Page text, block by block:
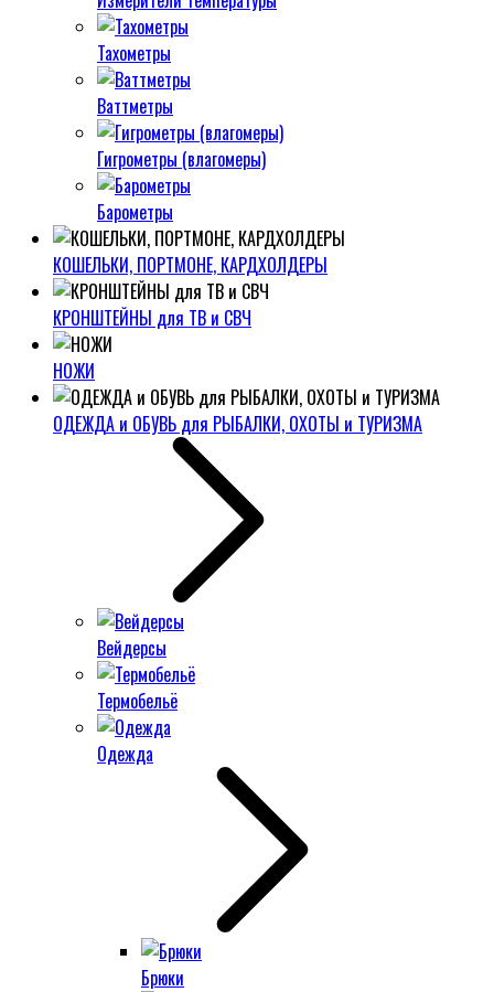
Тахометры
Ваттметры
Гигрометры (влагомеры)
Барометры
КОШЕЛЬКИ, ПОРТМОНЕ, КАРДХОЛДЕРЫ
КРОНШТЕЙНЫ для ТВ и СВЧ
НОЖИ
ОДЕЖДА и ОБУВЬ для РЫБАЛКИ, ОХОТЫ и ТУРИЗМА
Вейдерсы
Термобельё
Одежда
Брюки